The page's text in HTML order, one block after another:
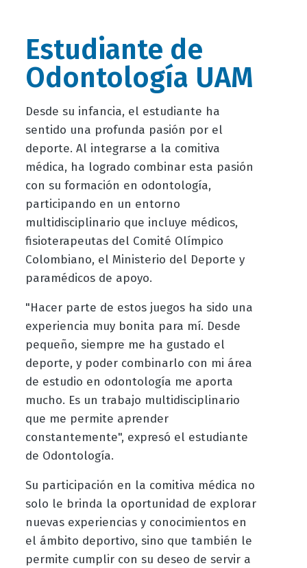
Estudiante de
Odontología UAM
Desde su infancia, el estudiante ha
sentido una profunda pasión por el
deporte. Al integrarse a la comitiva
médica, ha logrado combinar esta pasión
con su formación en odontología,
participando en un entorno
multidisciplinario que incluye médicos,
fisioterapeutas del Comité Olímpico
Colombiano, el Ministerio del Deporte y
paramédicos de apoyo.
"Hacer parte de estos juegos ha sido una
experiencia muy bonita para mí. Desde
pequeño, siempre me ha gustado el
deporte, y poder combinarlo con mi área
de estudio en odontología me aporta
mucho. Es un trabajo multidisciplinario
que me permite aprender
constantemente", expresó el estudiante
de Odontología.
Su participación en la comitiva médica no
solo le brinda la oportunidad de explorar
nuevas experiencias y conocimientos en
el ámbito deportivo, sino que también le
permite cumplir con su deseo de servir a